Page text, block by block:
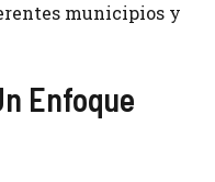
municipios y
Enfoque